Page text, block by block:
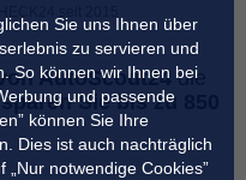
Sie uns Ihnen über
zu servieren und
So können wir Ihnen bei
und passende
können Sie Ihre
Dies ist auch nachträglich
notwendige Cookies”
AutoScout24 die
sparen Sie bis zu 850